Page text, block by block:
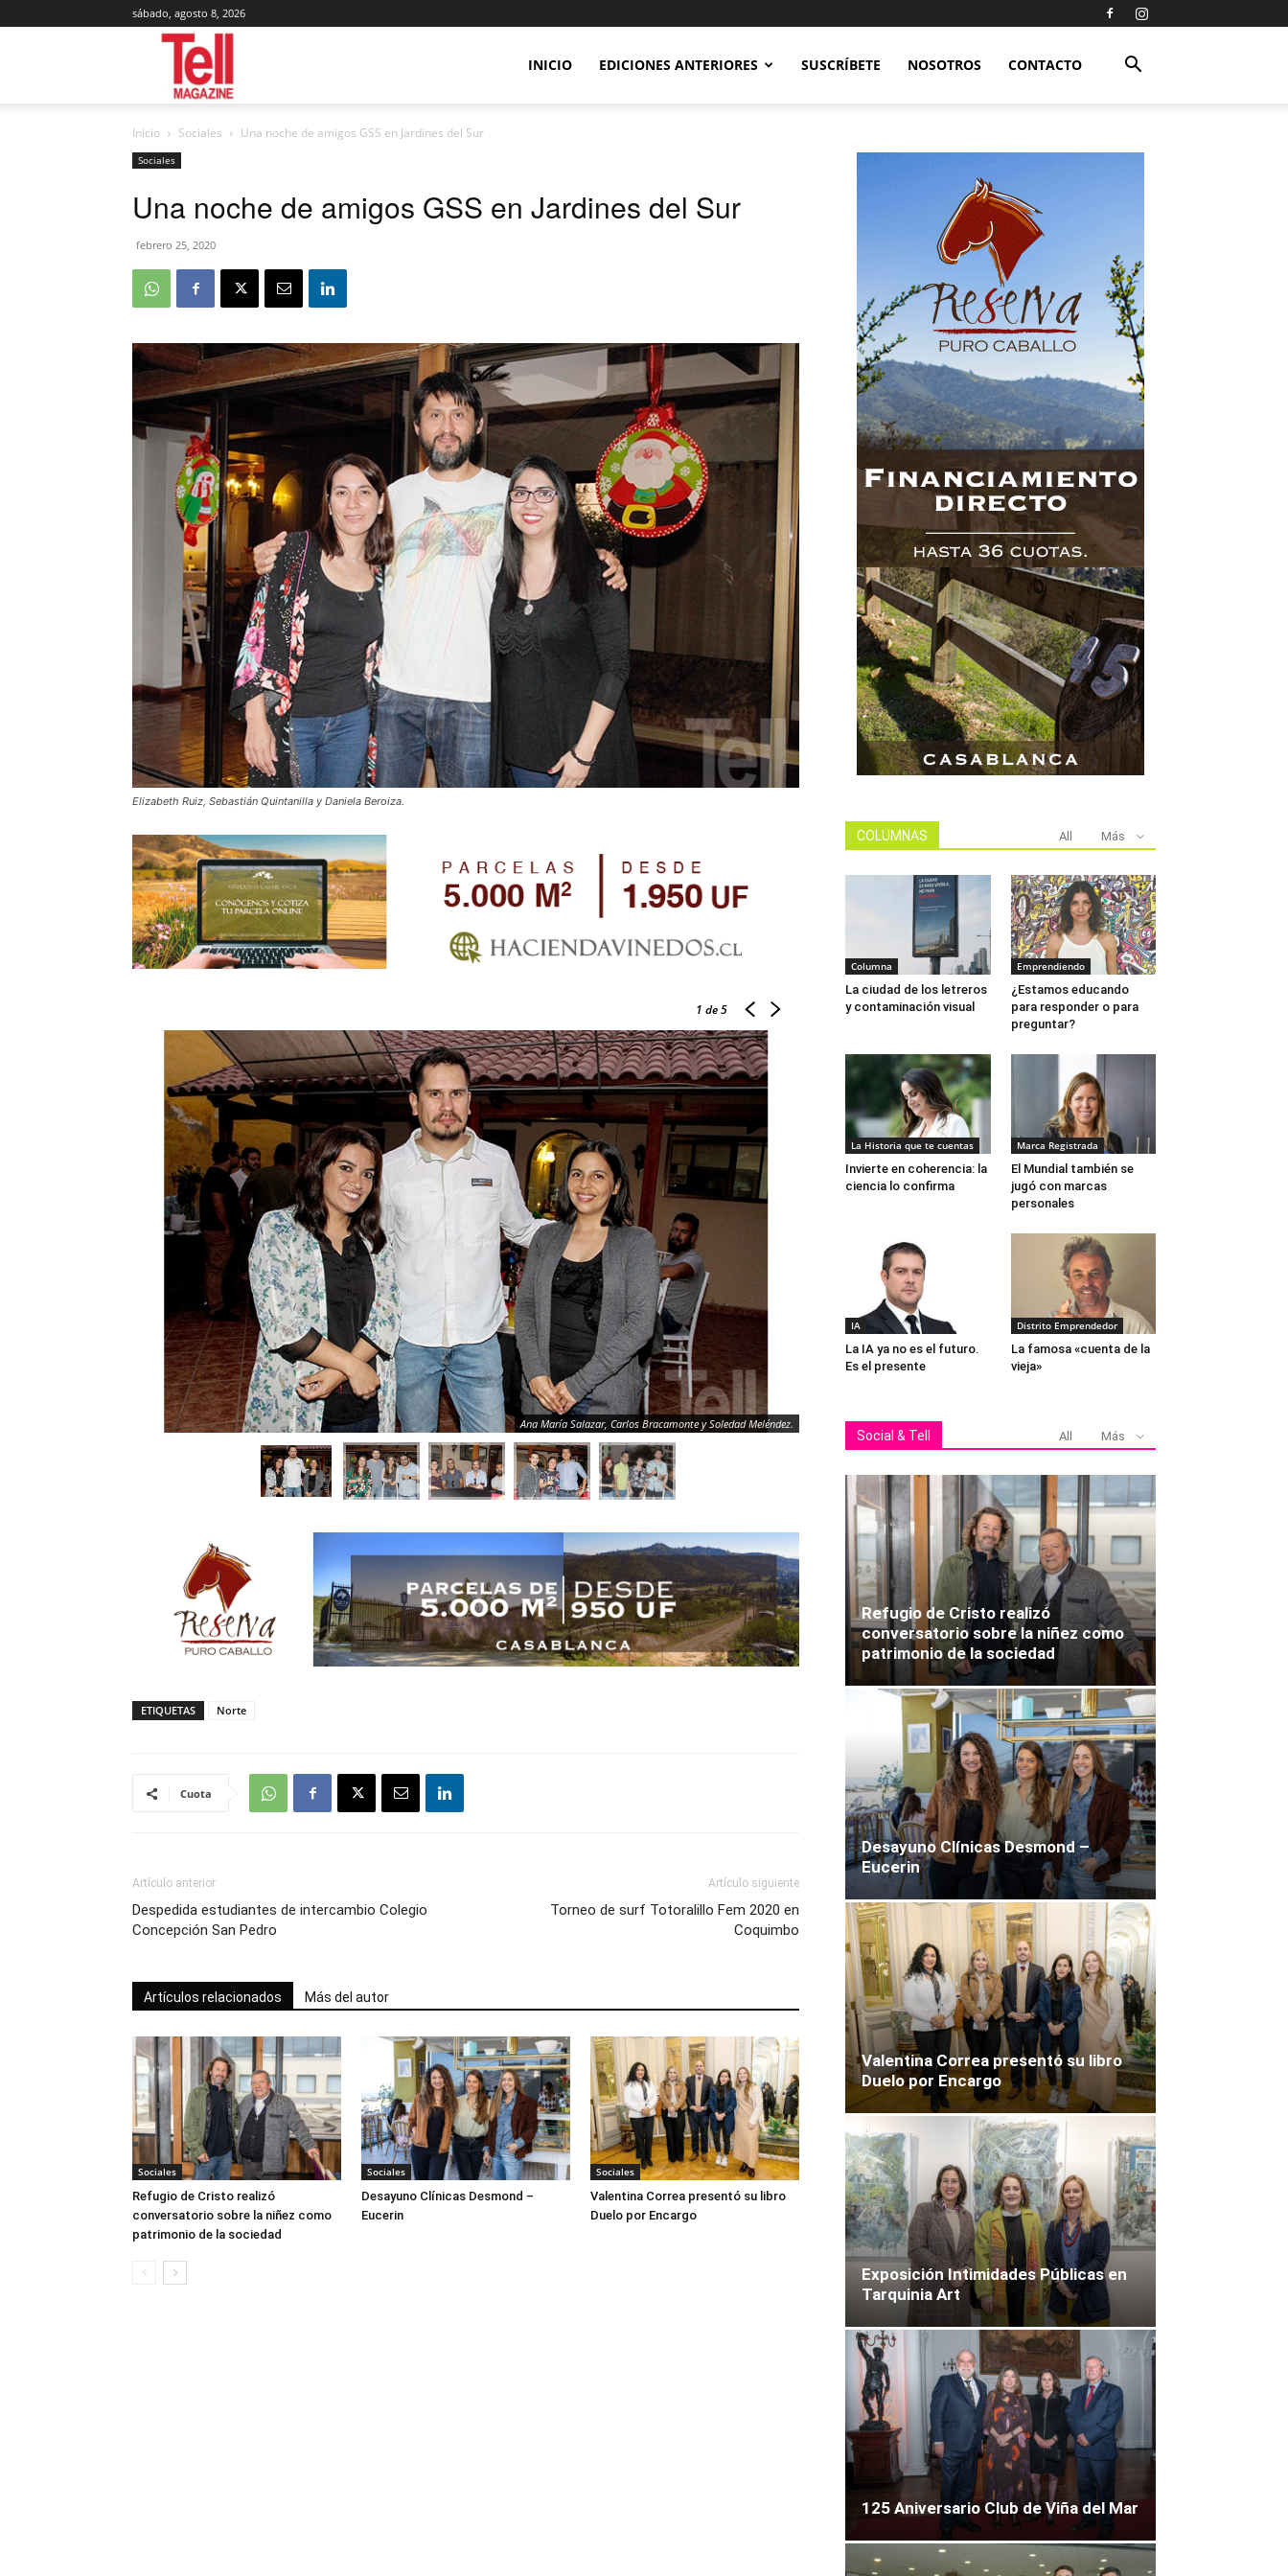
sábado, agosto 8, 2026
Magazine
INICIO EDICIONES ANTERIORES SUSCRÍBETE NOSOTROS CONTACTO
Inicio Sociales Una noche de amigos GSS en Jardines del Sur
Sociales
Una noche de amigos GSS en Jardines del Sur
febrero 25, 2020
Elizabeth Ruiz, Sebastián Quintanilla y Daniela Beroiza.
1 de 5
Ana María Salazar, Carlos Bracamonte y Soledad Meléndez.
ETIQUETAS Norte
Cuota
Artículo anterior
Despedida estudiantes de intercambio Colegio
Concepción San Pedro
Artículo siguiente
Torneo de surf Totoralillo Fem 2020 en
Coquimbo
Artículos relacionados Más del autor
Sociales
Refugio de Cristo realizó
conversatorio sobre la niñez como
patrimonio de la sociedad
Sociales
Desayuno Clínicas Desmond –
Eucerin
Sociales
Valentina Correa presentó su libro
Duelo por Encargo
COLUMNAS All Más
Columna
La ciudad de los letreros
y contaminación visual
Emprendiendo
¿Estamos educando
para responder o para
preguntar?
La Historia que te cuentas
Invierte en coherencia: la
ciencia lo confirma
Marca Registrada
El Mundial también se
jugó con marcas
personales
IA
La IA ya no es el futuro.
Es el presente
Distrito Emprendedor
La famosa «cuenta de la
vieja»
Social & Tell All Más
Refugio de Cristo realizó
conversatorio sobre la niñez como
patrimonio de la sociedad
Desayuno Clínicas Desmond –
Eucerin
Valentina Correa presentó su libro
Duelo por Encargo
Exposición Intimidades Públicas en
Tarquinia Art
125 Aniversario Club de Viña del Mar